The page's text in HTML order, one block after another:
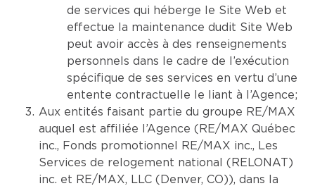
de services qui héberge le Site Web et
effectue la maintenance dudit Site Web
peut avoir accès à des renseignements
personnels dans le cadre de l’exécution
spécifique de ses services en vertu d’une
entente contractuelle le liant à l’Agence;
Aux entités faisant partie du groupe RE/MAX
auquel est affiliée l’Agence (RE/MAX Québec
inc., Fonds promotionnel RE/MAX inc., Les
Services de relogement national (RELONAT)
inc. et RE/MAX, LLC (Denver, CO)), dans la